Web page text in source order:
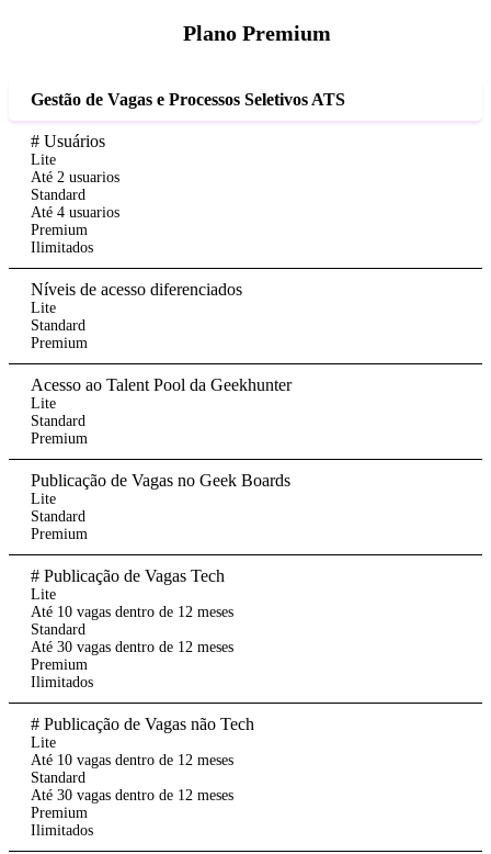
Plano Premium
Gestão de Vagas e Processos Seletivos ATS
# Usuários
Lite
Até 2 usuarios
Standard
Até 4 usuarios
Premium
Ilimitados
Níveis de acesso diferenciados
Lite
Standard
Premium
Acesso ao Talent Pool da Geekhunter
Lite
Standard
Premium
Publicação de Vagas no Geek Boards
Lite
Standard
Premium
# Publicação de Vagas Tech
Lite
Até 10 vagas dentro de 12 meses
Standard
Até 30 vagas dentro de 12 meses
Premium
Ilimitados
# Publicação de Vagas não Tech
Lite
Até 10 vagas dentro de 12 meses
Standard
Até 30 vagas dentro de 12 meses
Premium
Ilimitados